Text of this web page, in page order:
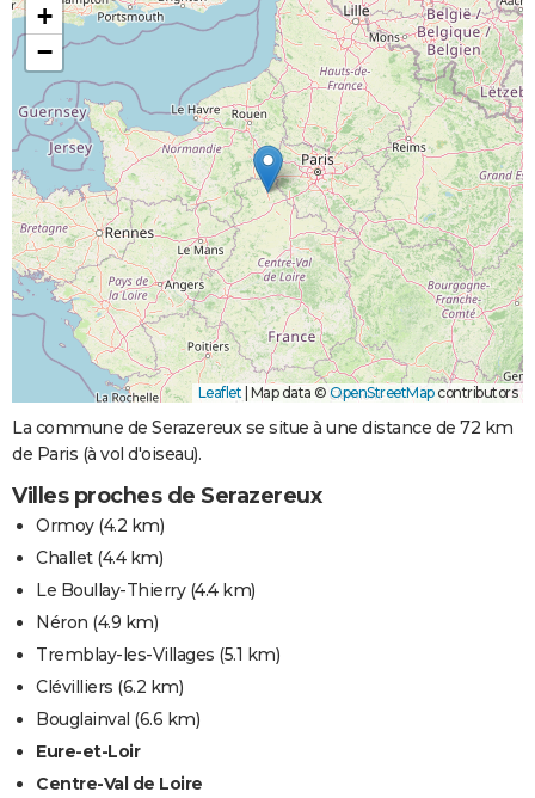
+
−
Leaflet Map data © OpenStreetMapcontributors
La commune de Serazereux se situe à une distance de 72 km
de Paris (à vol d'oiseau).
Villes proches de Serazereux
Ormoy(4.2 km)
Challet(4.4 km)
Le Boullay-Thierry(4.4 km)
Néron (4.9 km)
Tremblay-les-Villages (5.1 km)
Clévilliers (6.2 km)
Bouglainval (6.6 km)
Eure-et-Loir
Centre-Val de Loire